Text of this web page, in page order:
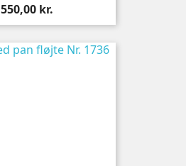
Pris
550,00 kr.